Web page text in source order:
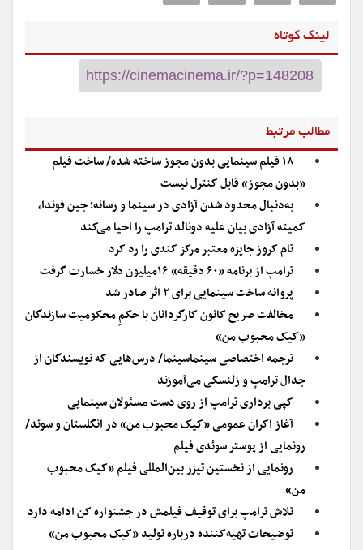
لینک کوتاه
مطالب مرتبط
۱۸ فیلم سینمایی بدون مجوز ساخته شده/ ساخت فیلم
«بدون مجوز» قابل کنترل نیست
به‌دنبال محدود شدن آزادی در سینما و رسانه؛ جین فوندا،
کمیته آزادی بیان علیه دونالد ترامپ را احیا می‌کند
تام کروز جایزه معتبر مرکز کندی را رد کرد
ترامپ از برنامه «۶۰ دقیقه» ۱۶میلیون دلار خسارت گرفت
پروانه ساخت سینمایی برای ۲ اثر صادر شد
مخالفت صریح کانون کارگردانان با حکمِ محکومیت سازندگان
«کیک محبوب من»
ترجمه اختصاصی سینماسینما/ درس‌هایی که نویسندگان از
جدال ترامپ و زلنسکی می‌آموزند
کپی برداری ترامپ از روی دست مسئولان سینمایی
آغاز اکران عمومی «کیک محبوب من» در انگلستان و سوئد/
رونمایی از پوستر سوئدی فیلم
رونمایی از نخستین تیزر بین‌المللی فیلم «کیک محبوب
من»
تلاش ترامپ برای توقیف فیلمش در جشنواره کن ادامه دارد
توضیحات تهیه‌کننده درباره تولید «کیک محبوب من»